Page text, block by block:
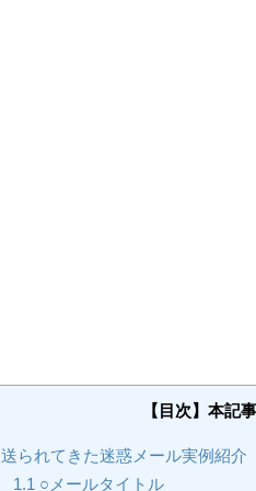
【目次】本記
送られてきた迷惑メール実例紹介
1.1 ○メールタイトル